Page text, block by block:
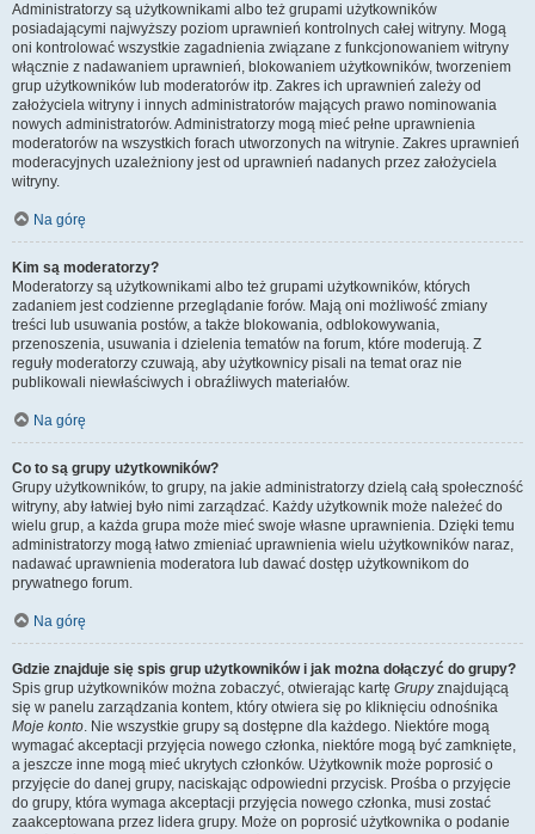
Administratorzy są użytkownikami albo też grupami użytkowników
posiadającymi najwyższy poziom uprawnień kontrolnych całej witryny. Mogą
oni kontrolować wszystkie zagadnienia związane z funkcjonowaniem witryny
włącznie z nadawaniem uprawnień, blokowaniem użytkowników, tworzeniem
grup użytkowników lub moderatorów itp. Zakres ich uprawnień zależy od
założyciela witryny i innych administratorów mających prawo nominowania
nowych administratorów. Administratorzy mogą mieć pełne uprawnienia
moderatorów na wszystkich forach utworzonych na witrynie. Zakres uprawnień
moderacyjnych uzależniony jest od uprawnień nadanych przez założyciela
witryny.
Na górę
Kim są moderatorzy?
Moderatorzy są użytkownikami albo też grupami użytkowników, których
zadaniem jest codzienne przeglądanie forów. Mają oni możliwość zmiany
treści lub usuwania postów, a także blokowania, odblokowywania,
przenoszenia, usuwania i dzielenia tematów na forum, które moderują. Z
reguły moderatorzy czuwają, aby użytkownicy pisali na temat oraz nie
publikowali niewłaściwych i obraźliwych materiałów.
Na górę
Co to są grupy użytkowników?
Grupy użytkowników, to grupy, na jakie administratorzy dzielą całą społeczność
witryny, aby łatwiej było nimi zarządzać. Każdy użytkownik może należeć do
wielu grup, a każda grupa może mieć swoje własne uprawnienia. Dzięki temu
administratorzy mogą łatwo zmieniać uprawnienia wielu użytkowników naraz,
nadawać uprawnienia moderatora lub dawać dostęp użytkownikom do
prywatnego forum.
Na górę
Gdzie znajduje się spis grup użytkowników i jak można dołączyć do grupy?
Spis grup użytkowników można zobaczyć, otwierając kartę Grupyznajdującą
się w panelu zarządzania kontem, który otwiera się po kliknięciu odnośnika
Moje konto. Nie wszystkie grupy są dostępne dla każdego. Niektóre mogą
wymagać akceptacji przyjęcia nowego członka, niektóre mogą być zamknięte,
a jeszcze inne mogą mieć ukrytych członków. Użytkownik może poprosić o
przyjęcie do danej grupy, naciskając odpowiedni przycisk. Prośba o przyjęcie
do grupy, która wymaga akceptacji przyjęcia nowego członka, musi zostać
zaakceptowana przez lidera grupy. Może on poprosić użytkownika o podanie